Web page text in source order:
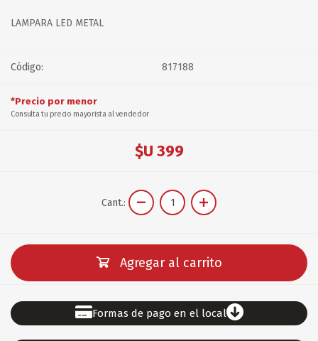
LAMPARA LED METAL
Código: 817188
*Precio por menor
Consulta tu precio mayorista al vendedor
$U 399
Cant.:
Agregar al carrito
Formas de pago en el local